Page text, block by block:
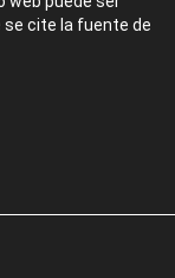
cite la fuente de